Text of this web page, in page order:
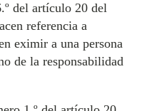
del artículo 20 del
referencia a
eximir a una persona
de la responsabilidad